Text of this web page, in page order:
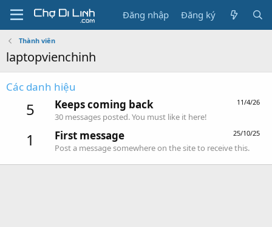
Đăng nhập Đăng ký
Thành viên
laptopvienchinh
Các danh hiệu
5 11/4/26
Keeps coming back
30 messages posted. You must like it here!
1 25/10/25
First message
Post a message somewhere on the site to receive this.